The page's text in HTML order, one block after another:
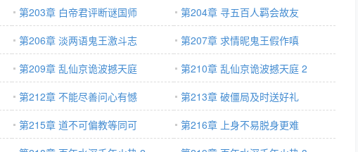
第203章 白帝君评断谜国师
第204章 寻五百人羁会故友
第206章 淡两语鬼王激斗志
第207章 求情昵鬼王假作嗔
第209章 乱仙京诡波撼天庭
第210章 乱仙京诡波撼天庭 2
第212章 不能尽善问心有憾
第213章 破僵局及时送好礼
第215章 道不可偏教等同可
第216章 上身不易脱身更难